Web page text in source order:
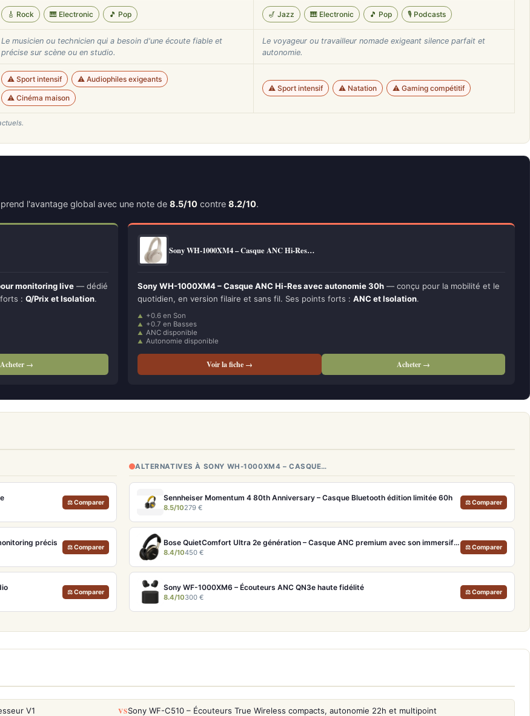
🎸 Rock 🎹 Electronic 🎵 Pop 🎷 Jazz 🎹 Electronic 🎵 Pop 🎙️ Podcasts
Le musicien ou technicien qui a besoin d'une écoute fiable et
précise sur scène ou en studio.
Le voyageur ou travailleur nomade exigeant silence parfait et
autonomie.
⚠️ Sport intensif ⚠️ Audiophiles exigeants
⚠️ Cinéma maison
⚠️ Sport intensif ⚠️ Natation ⚠️ Gaming compétitif
prend l'avantage global avec une note de 8.5/10 contre 8.2/10.
monitoring live — dédié
: Q/Prix et Isolation.
Acheter →
Sony WH-1000XM4 – Casque ANC Hi-Res…
Sony WH-1000XM4 – Casque ANC Hi-Res avec autonomie 30h — conçu pour la mobilité et le
quotidien, en version filaire et sans fil. Ses points forts : ANC et Isolation.
+0.6 en Son
+0.7 en Basses
ANC disponible
Autonomie disponible
Voir la fiche → Acheter →
⚖ Comparer
précis
⚖ Comparer
⚖ Comparer
ALTERNATIVES À SONY WH-1000XM4 – CASQUE…
Sennheiser Momentum 4 80th Anniversary – Casque Bluetooth édition limitée 60h
8.5/10279 €
⚖ Comparer
Bose QuietComfort Ultra 2e génération – Casque ANC premium avec son immersif spatial et 30h d'autonomie
8.4/10450 €
⚖ Comparer
Sony WF-1000XM6 – Écouteurs ANC QN3e haute fidélité
8.4/10300 €
⚖ Comparer
V1 VSSony WF-C510 – Écouteurs True Wireless compacts, autonomie 22h et multipoint